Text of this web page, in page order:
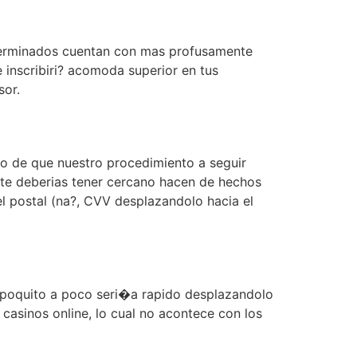
cuentan con mas profusamente
acomoda superior en tus
de que nuestro procedimiento a seguir
deberias tener cercano hacen de hechos
(na?, CVV desplazandolo hacia el
a poco seri�a rapido desplazandolo
online, lo cual no acontece con los